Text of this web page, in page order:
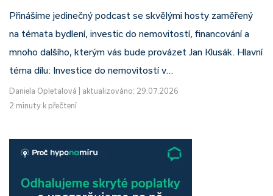
Přinášíme jedinečný podcast se skvělými hosty zaměřený
na témata bydlení, investic do nemovitostí, financování a
mnoho dalšího, kterým vás bude provázet Jan Klusák. Hlavní
téma dílu: Investice do nemovitostí v…
Daniela Opletalová
aktualizováno: 29.07.2026
2 minuty k přečtení